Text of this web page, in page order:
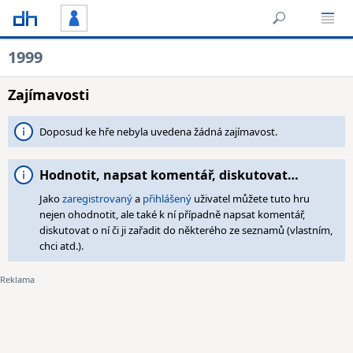
1999
Zajímavosti
Doposud ke hře nebyla uvedena žádná zajímavost.
Hodnotit, napsat komentář, diskutovat…
Jakozaregistrovanýa přihlášený uživatel můžete tuto hru
nejen ohodnotit, ale také k ní případně napsat komentář,
diskutovat o ní či ji zařadit do některého ze seznamů (vlastním,
chci atd.).